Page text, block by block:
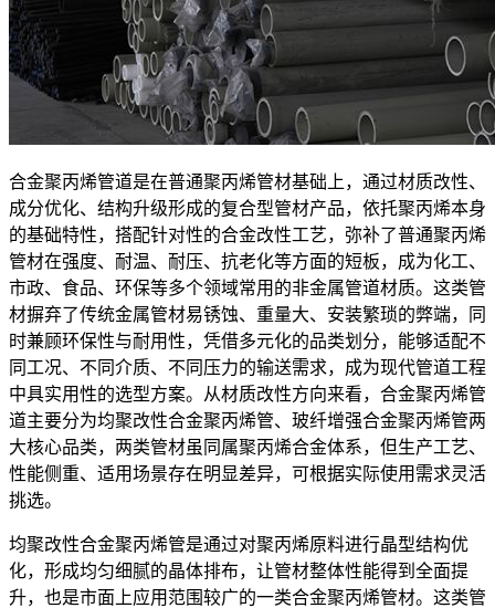
合金聚丙烯管道是在普通聚丙烯管材基础上，通过材质改性、
成分优化、结构升级形成的复合型管材产品，依托聚丙烯本身
的基础特性，搭配针对性的合金改性工艺，弥补了普通聚丙烯
管材在强度、耐温、耐压、抗老化等方面的短板，成为化工、
市政、食品、环保等多个领域常用的非金属管道材质。这类管
材摒弃了传统金属管材易锈蚀、重量大、安装繁琐的弊端，同
时兼顾环保性与耐用性，凭借多元化的品类划分，能够适配不
同工况、不同介质、不同压力的输送需求，成为现代管道工程
中具实用性的选型方案。从材质改性方向来看，合金聚丙烯管
道主要分为均聚改性合金聚丙烯管、玻纤增强合金聚丙烯管两
大核心品类，两类管材虽同属聚丙烯合金体系，但生产工艺、
性能侧重、适用场景存在明显差异，可根据实际使用需求灵活
挑选。
均聚改性合金聚丙烯管是通过对聚丙烯原料进行晶型结构优
化，形成均匀细腻的晶体排布，让管材整体性能得到全面提
升，也是市面上应用范围较广的一类合金聚丙烯管材。这类管